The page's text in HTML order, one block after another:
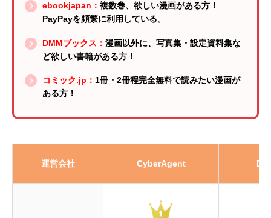
ebookjapan： 複数巻、欲しい漫画がある方！
PayPayを頻繁に利用している。
DMMブックス： 漫画以外に、写真集・設定資料集な
ど欲しい書籍がある方！
コミック.jp： 1冊・2冊程完全無料で読みたい漫画が
ある方！
運営会社 CyberAgent